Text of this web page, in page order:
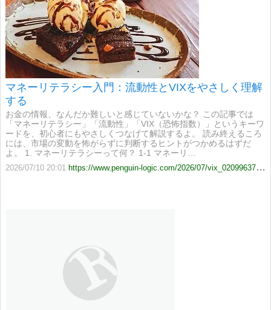
マネーリテラシー入門：流動性とVIXをやさしく理解
する
お金の情報、なんだか難しいと感じていないかな？ この記事では
「マネーリテラシー」「流動性」「VIX（恐怖指数）」というキーワ
ードを、初心者にもやさしくつなげて解説するよ。 読み終えるころ
には、市場の変動を怖がらずに判断するヒントがつかめるはずだ
よ。 1. マネーリテラシーって何？ 1-1 マネーリ…
2026/07/10 20:01 https://www.penguin-logic.com/2026/07/vix_02099637272.html